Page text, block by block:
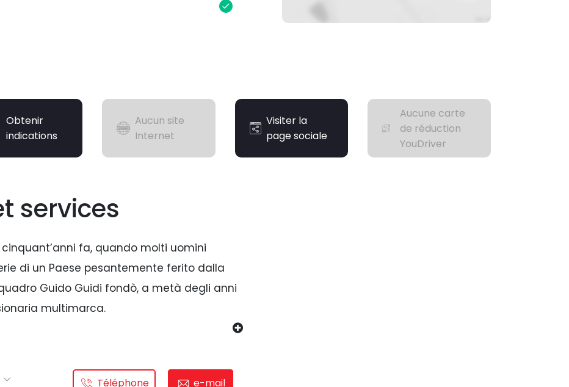
Obtenir
indications
Aucun site
Internet
Visiter la
page sociale
Aucune carte
de réduction
YouDriver
services
fa, quando molti uomini
di un Paese pesantemente ferito dalla
Guido Guidi fondò, a metà degli anni
multimarca.
utilitarie, che annunciavano il boom
Téléphone e-mail